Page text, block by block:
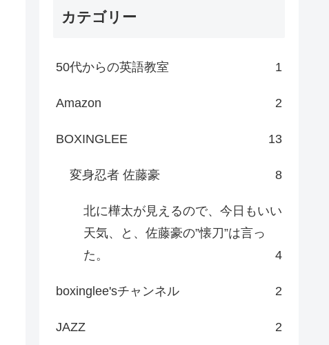
カテゴリー
50代からの英語教室 1
Amazon 2
BOXINGLEE 13
変身忍者 佐藤豪 8
北に樺太が見えるので、今日もいい
天気、と、佐藤豪の”懐刀”は言っ
た。
4
boxinglee'sチャンネル 2
JAZZ 2